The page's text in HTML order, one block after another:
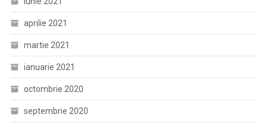
aprilie 2021
martie 2021
ianuarie 2021
octombrie 2020
septembrie 2020